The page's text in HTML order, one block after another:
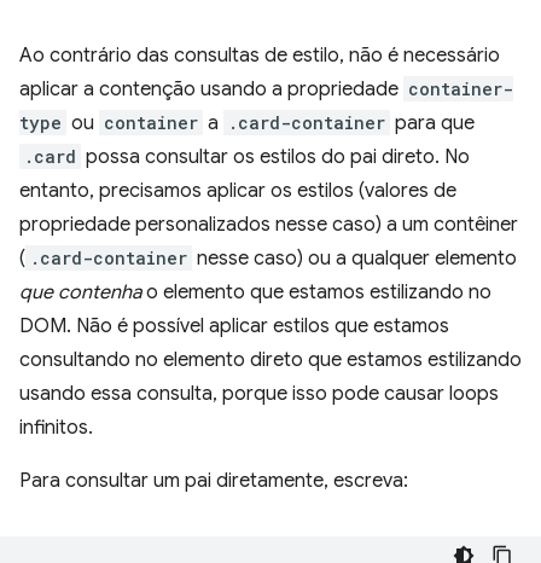
Ao contrário das consultas de estilo, não é necessário
aplicar a contenção usando a propriedade container-
type ou container a .card-container para que
.card possa consultar os estilos do pai direto. No
entanto, precisamos aplicar os estilos (valores de
propriedade personalizados nesse caso) a um contêiner
( .card-container nesse caso) ou a qualquer elemento
que contenhao elemento que estamos estilizando no
DOM. Não é possível aplicar estilos que estamos
consultando no elemento direto que estamos estilizando
usando essa consulta, porque isso pode causar loops
infinitos.
Para consultar um pai diretamente, escreva: